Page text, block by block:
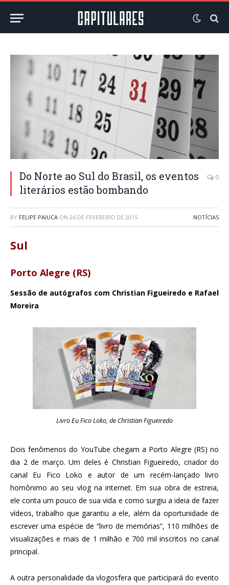
Do Norte ao Sul do Brasil, os eventos
literários estão bombando
0
BY FELIPE PAIUCA ON 26 DE FEVEREIRO DE 2015 NOTÍCIAS
Sul
Porto Alegre (RS)
Sessão de autógrafos com Christian Figueiredo e Rafael
Moreira
Livro Eu Fico Loko, de Christian Figueiredo
Dois fenômenos do YouTube chegam a Porto Alegre (RS) no
dia 2 de março. Um deles é Christian Figueiredo, criador do
canal Eu Fico Loko e autor de um recém-lançado livro
homônimo ao seu vlog na internet. Em sua obra de estreia,
ele conta um pouco de sua vida e como surgiu a ideia de fazer
vídeos, trabalho que garantiu a ele, além da oportunidade de
escrever uma espécie de “livro de memórias”, 110 milhões de
visualizações e mais de 1 milhão e 700 mil inscritos no canal
principal.
A outra personalidade da vlogosfera que participará do evento